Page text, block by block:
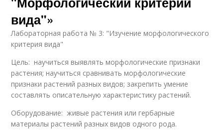
вида"»
Лабораторная работа № 3: "Изучение морфологического
критерия вида"
Цель: научиться выявлять морфологические признаки
растения; научиться сравнивать морфологические
признаки растений разных видов; закрепить умение
составлять описательную характеристику растений.
Оборудование: живые растения или гербарные
материалы растений разных видов одного рода.